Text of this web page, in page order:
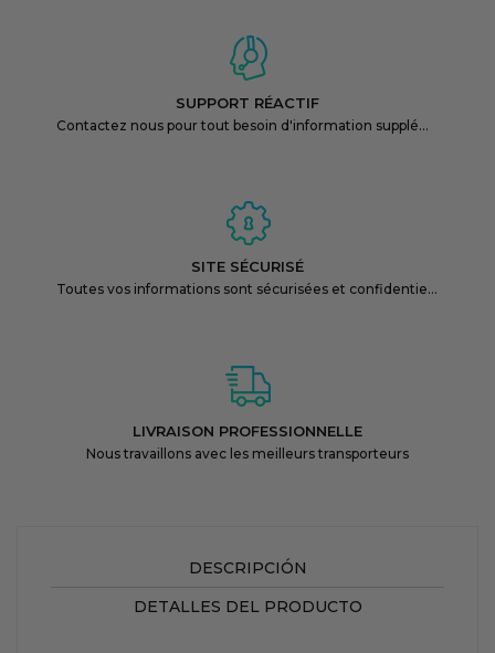
SUPPORT RÉACTIF
Contactez nous pour tout besoin d'information supplémentaire
SITE SÉCURISÉ
Toutes vos informations sont sécurisées et confidentielles
LIVRAISON PROFESSIONNELLE
Nous travaillons avec les meilleurs transporteurs
DESCRIPCIÓN
DETALLES DEL PRODUCTO